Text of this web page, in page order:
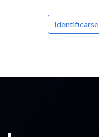
Identificarse